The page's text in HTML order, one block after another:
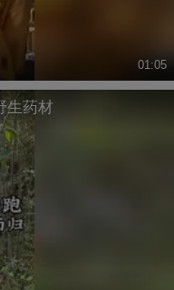
01:05
生药材